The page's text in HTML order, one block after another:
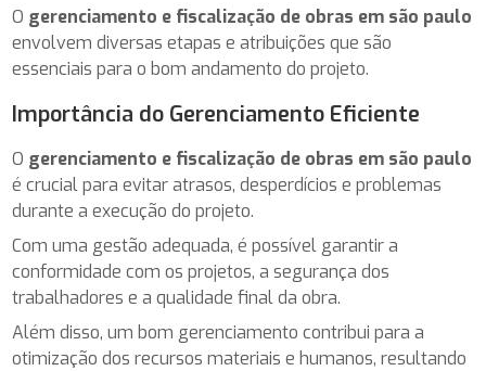
O gerenciamento e fiscalização de obras em são paulo
envolvem diversas etapas e atribuições que são
essenciais para o bom andamento do projeto.
Importância do Gerenciamento Eficiente
O gerenciamento e fiscalização de obras em são paulo
é crucial para evitar atrasos, desperdícios e problemas
durante a execução do projeto.
Com uma gestão adequada, é possível garantir a
conformidade com os projetos, a segurança dos
trabalhadores e a qualidade final da obra.
Além disso, um bom gerenciamento contribui para a
otimização dos recursos materiais e humanos, resultando